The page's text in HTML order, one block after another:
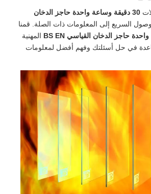
30 دقيقة وساعة واحدة حاجز الدخان
السريع إلى المعلومات ذات الصلة. قمنا
المهنية
في حل أسئلتك وفهم أفضل لمعلومات